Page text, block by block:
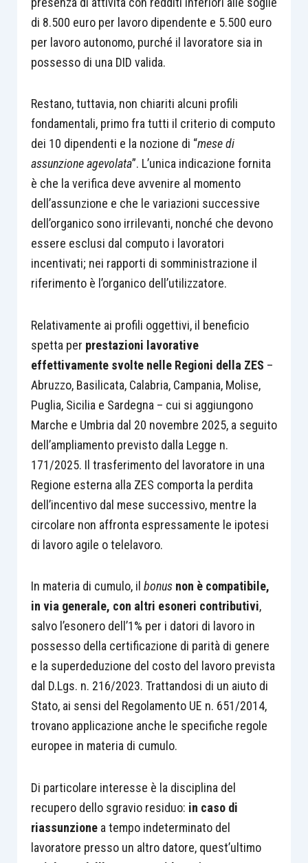
di 8.500 euro per lavoro dipendente e 5.500 euro
per lavoro autonomo, purché il lavoratore sia in
possesso di una DID valida.
Restano, tuttavia, non chiariti alcuni profili
fondamentali, primo fra tutti il criterio di computo
dei 10 dipendenti e la nozione di “mese di
assunzione agevolata”. L’unica indicazione fornita
è che la verifica deve avvenire al momento
dell’assunzione e che le variazioni successive
dell’organico sono irrilevanti, nonché che devono
essere esclusi dal computo i lavoratori
incentivati; nei rapporti di somministrazione il
riferimento è l’organico dell’utilizzatore.
Relativamente ai profili oggettivi, il beneficio
spetta per prestazioni lavorative
effettivamente svolte nelle Regioni della ZES –
Abruzzo, Basilicata, Calabria, Campania, Molise,
Puglia, Sicilia e Sardegna – cui si aggiungono
Marche e Umbria dal 20 novembre 2025, a seguito
dell’ampliamento previsto dalla Legge n.
171/2025. Il trasferimento del lavoratore in una
Regione esterna alla ZES comporta la perdita
dell’incentivo dal mese successivo, mentre la
circolare non affronta espressamente le ipotesi
di lavoro agile o telelavoro.
In materia di cumulo, il bonus non è compatibile,
in via generale, con altri esoneri contributivi,
salvo l’esonero dell’1% per i datori di lavoro in
possesso della certificazione di parità di genere
e la superdeduzione del costo del lavoro prevista
dal D.Lgs. n. 216/2023. Trattandosi di un aiuto di
Stato, ai sensi del Regolamento UE n. 651/2014,
trovano applicazione anche le specifiche regole
europee in materia di cumulo.
Di particolare interesse è la disciplina del
recupero dello sgravio residuo: in caso di
riassunzionea tempo indeterminato del
lavoratore presso un altro datore, quest’ultimo